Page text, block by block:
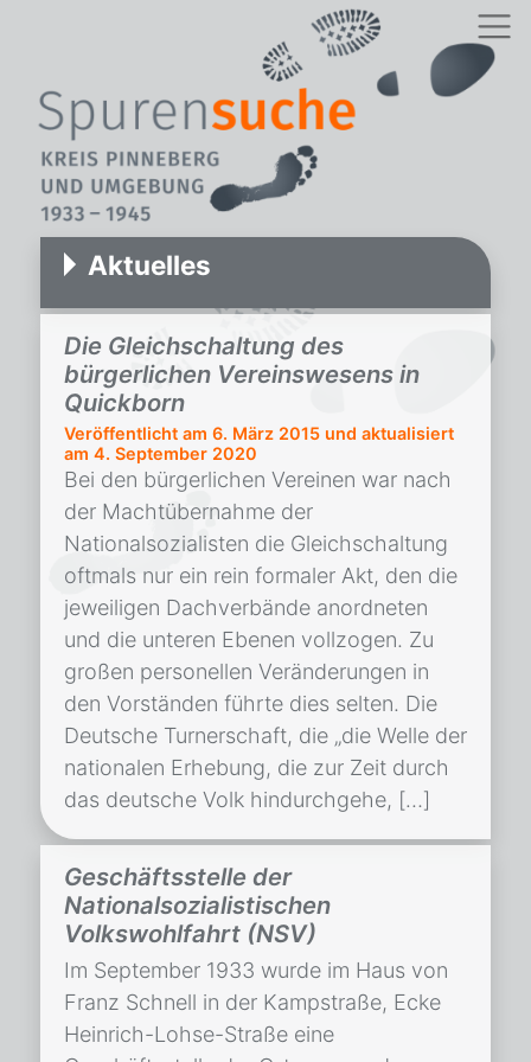
Aktuelles
Die Gleichschaltung des
bürgerlichen Vereinswesens in
Quickborn
Veröffentlicht am 6. März 2015 und aktualisiert
am 4. September 2020
Bei den bürgerlichen Vereinen war nach
der Machtübernahme der
Nationalsozialisten die Gleichschaltung
oftmals nur ein rein formaler Akt, den die
jeweiligen Dachverbände anordneten
und die unteren Ebenen vollzogen. Zu
großen personellen Veränderungen in
den Vorständen führte dies selten. Die
Deutsche Turnerschaft, die „die Welle der
nationalen Erhebung, die zur Zeit durch
das deutsche Volk hindurchgehe, […]
Geschäftsstelle der
Nationalsozialistischen
Volkswohlfahrt (NSV)
Im September 1933 wurde im Haus von
Franz Schnell in der Kampstraße, Ecke
Heinrich-Lohse-Straße eine